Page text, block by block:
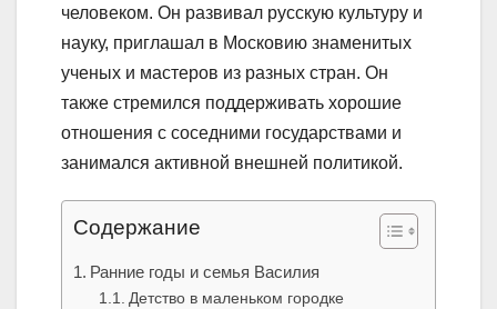
человеком. Он развивал русскую культуру и
науку, приглашал в Московию знаменитых
ученых и мастеров из разных стран. Он
также стремился поддерживать хорошие
отношения с соседними государствами и
занимался активной внешней политикой.
Содержание
Ранние годы и семья Василия
Детство в маленьком городке